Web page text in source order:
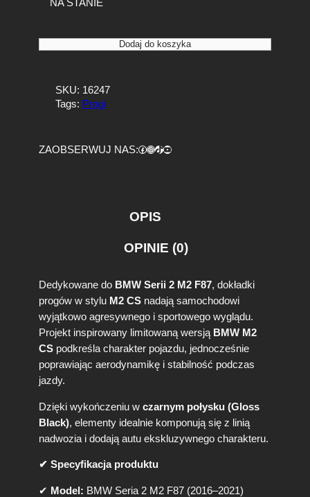
NA STANIE
i
ł
w
B
M
W
S
e
r
i
a
2
M
2
Dodaj do koszyka
SKU: 16247
Tags: Progi
ZAOBSERWUJ NAS:Facebook https://www.instagram.com/tuningbaza.pl https://www.tiktok.com/@tuningbaza.pl YouTube
OPIS
OPINIE (0)
Dedykowane do BMW Serii 2 M2 F87, dokładki
progów w stylu M2 CS nadają samochodowi
wyjątkowo agresywnego i sportowego wyglądu.
Projekt inspirowany limitowaną wersją BMW M2
CS podkreśla charakter pojazdu, jednocześnie
poprawiając aerodynamikę i stabilność podczas
jazdy.
Dzięki wykończeniu w czarnym połysku (Gloss
Black), elementy idealnie komponują się z linią
nadwozia i dodają autu ekskluzywnego charakteru.
✔ Specyfikacja produktu
✔ Model: BMW Seria 2 M2 F87 (2016–2021)